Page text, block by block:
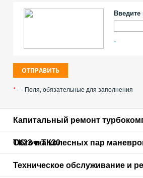
Введите
* — Поля, обязательные для заполнения
Капитальный ремонт
ТК23 и ТК30
Обточка колесных пар
Техническое обслуживание и